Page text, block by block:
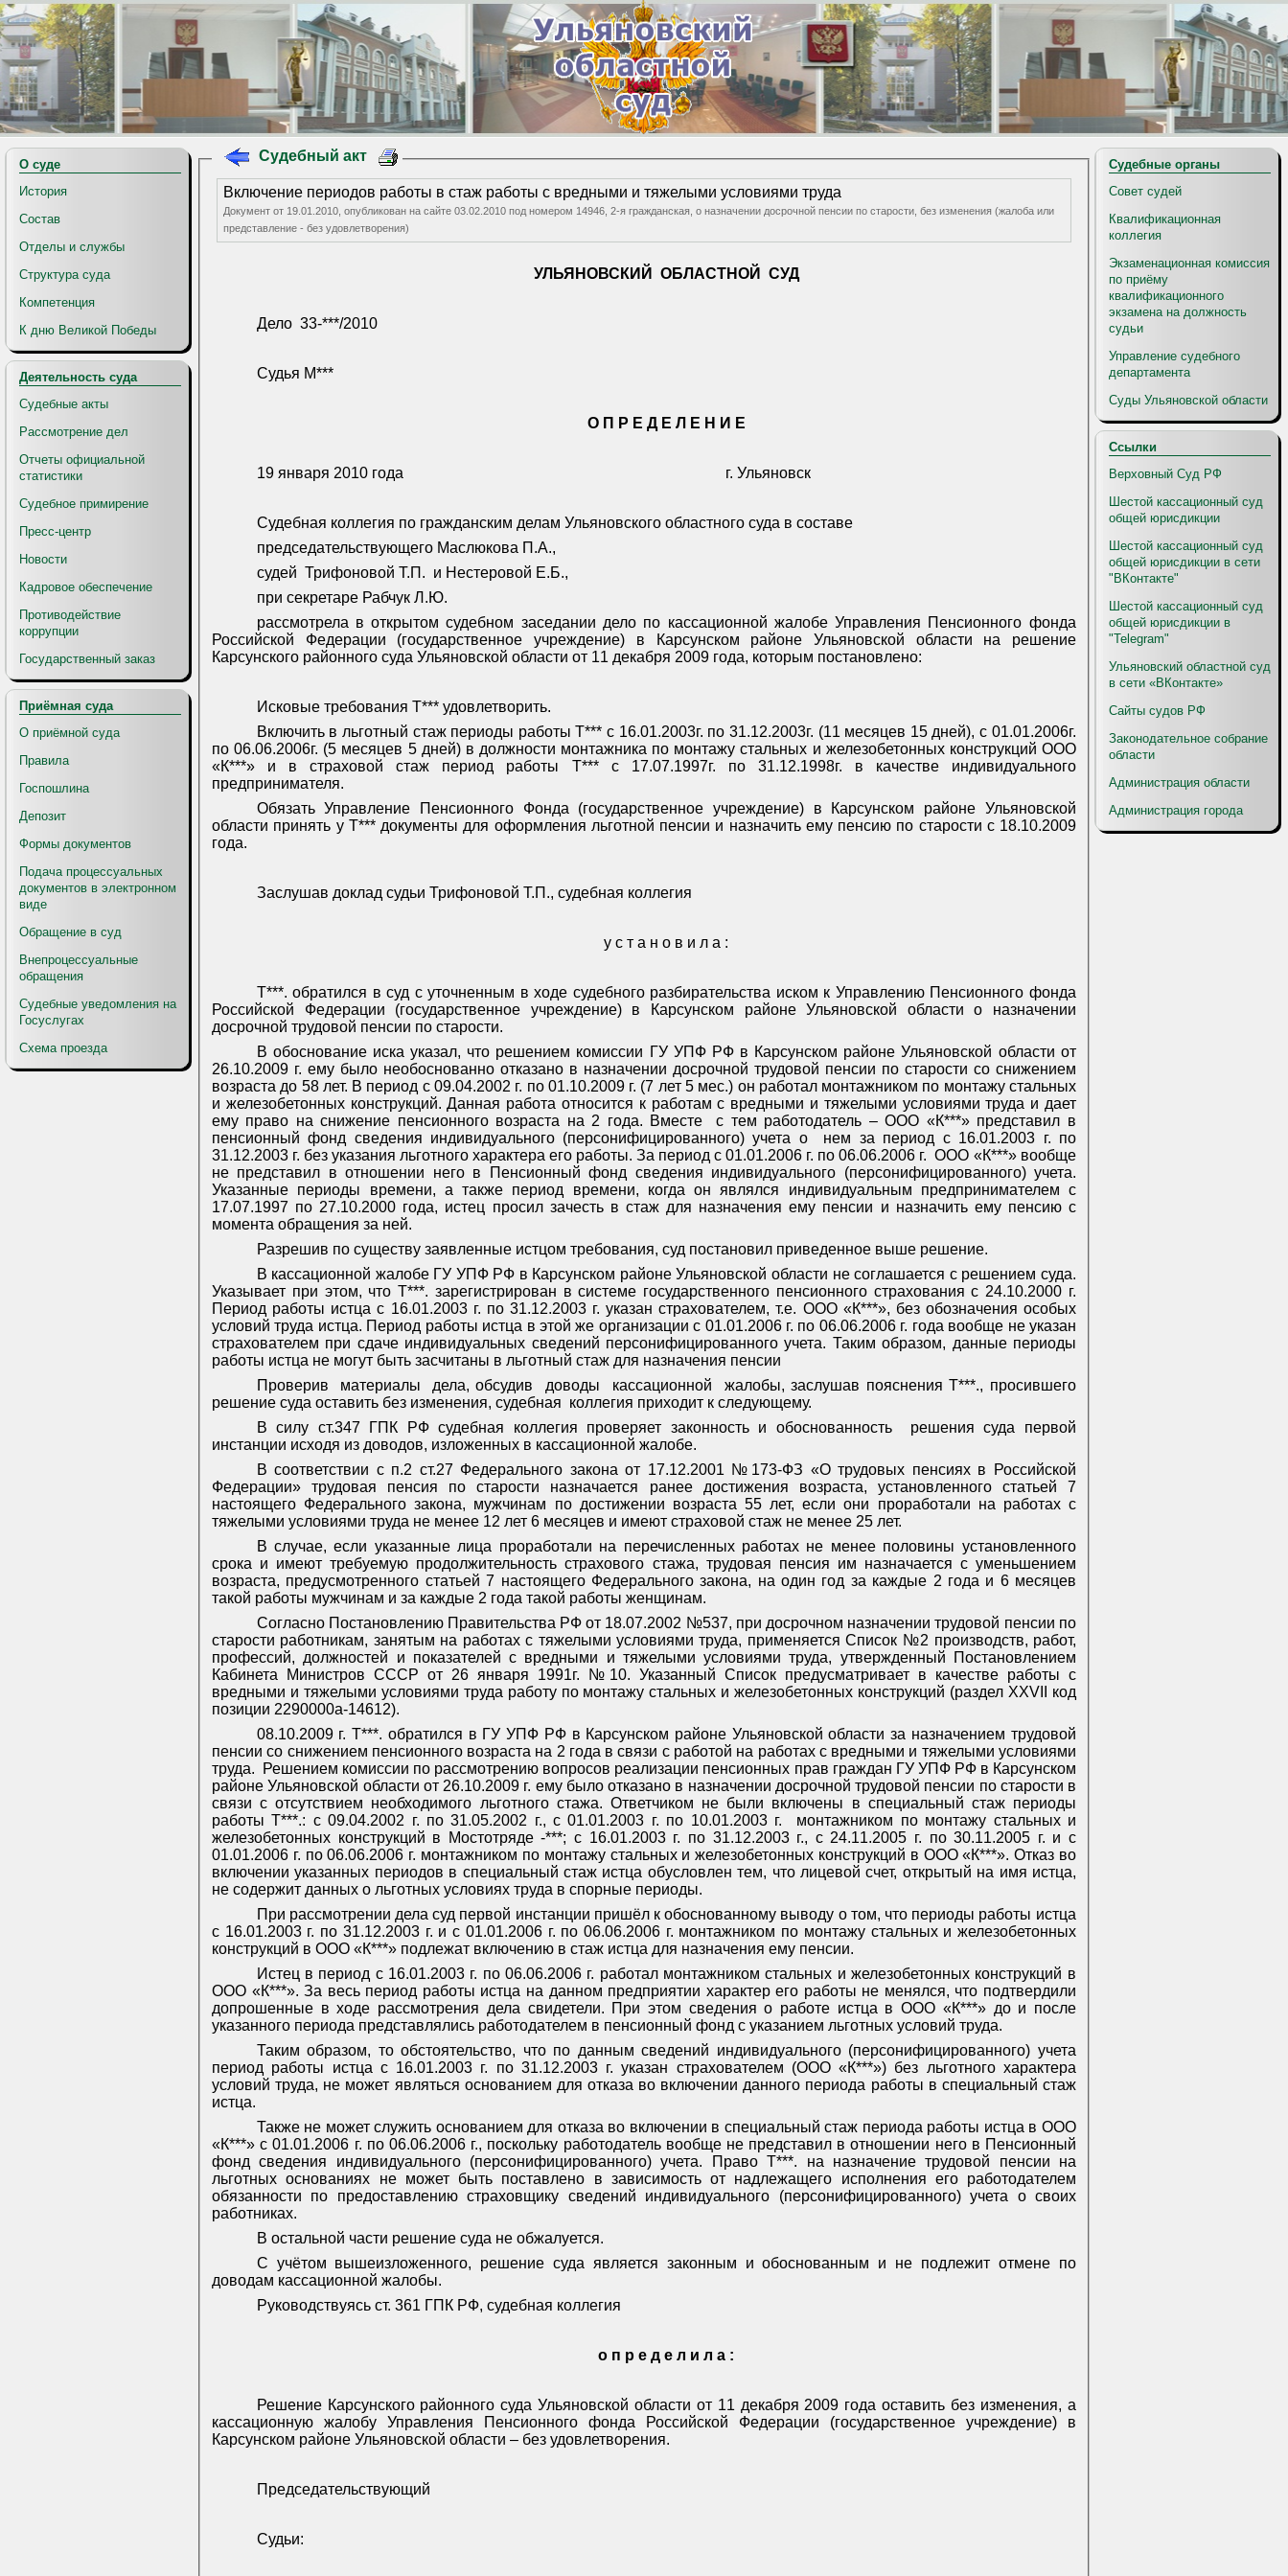
О суде
История
Состав
Отделы и службы
Структура суда
Компетенция
К дню Великой Победы
Деятельность суда
Судебные акты
Рассмотрение дел
Отчеты официальной
статистики
Судебное примирение
Пресс-центр
Новости
Кадровое обеспечение
Противодействие
коррупции
Государственный заказ
Приёмная суда
О приёмной суда
Правила
Госпошлина
Депозит
Формы документов
Подача процессуальных
документов в электронном
виде
Обращение в суд
Внепроцессуальные
обращения
Судебные уведомления на
Госуслугах
Схема проезда
Судебный акт
Включение периодов работы в стаж работы с вредными и тяжелыми условиями труда
Документ от 19.01.2010, опубликован на сайте 03.02.2010 под номером 14946, 2-я гражданская, о назначении досрочной пенсии по старости, без изменения (жалоба или
представление - без удовлетворения)
УЛЬЯНОВСКИЙ ОБЛАСТНОЙ СУД
Дело 33-***/2010
Судья М***
О П Р Е Д Е Л Е Н И Е
19 января 2010 года г. Ульяновск
Судебная коллегия по гражданским делам Ульяновского областного суда в составе
председательствующего Маслюкова П.А.,
судей Трифоновой Т.П. и Нестеровой Е.Б.,
при секретаре Рабчук Л.Ю.
рассмотрела в открытом судебном заседании дело по кассационной жалобе Управления Пенсионного фонда
Российской Федерации (государственное учреждение) в Карсунском районе Ульяновской области на решение
Карсунского районного суда Ульяновской области от 11 декабря 2009 года, которым постановлено:
Исковые требования Т*** удовлетворить.
Включить в льготный стаж периоды работы Т*** с 16.01.2003г. по 31.12.2003г. (11 месяцев 15 дней), с 01.01.2006г.
по 06.06.2006г. (5 месяцев 5 дней) в должности монтажника по монтажу стальных и железобетонных конструкций ООО
«К***» и в страховой стаж период работы Т*** с 17.07.1997г. по 31.12.1998г. в качестве индивидуального
предпринимателя.
Обязать Управление Пенсионного Фонда (государственное учреждение) в Карсунском районе Ульяновской
области принять у Т*** документы для оформления льготной пенсии и назначить ему пенсию по старости с 18.10.2009
года.
Заслушав доклад судьи Трифоновой Т.П., судебная коллегия
у с т а н о в и л а :
Т***. обратился в суд с уточненным в ходе судебного разбирательства иском к Управлению Пенсионного фонда
Российской Федерации (государственное учреждение) в Карсунском районе Ульяновской области о назначении
досрочной трудовой пенсии по старости.
В обоснование иска указал, что решением комиссии ГУ УПФ РФ в Карсунском районе Ульяновской области от
26.10.2009 г. ему было необоснованно отказано в назначении досрочной трудовой пенсии по старости со снижением
возраста до 58 лет. В период с 09.04.2002 г. по 01.10.2009 г. (7 лет 5 мес.) он работал монтажником по монтажу стальных
и железобетонных конструкций. Данная работа относится к работам с вредными и тяжелыми условиями труда и дает
ему право на снижение пенсионного возраста на 2 года. Вместе
с тем работодатель – ООО «К***» представил в
пенсионный фонд сведения индивидуального (персонифицированного) учета о
нем за период с 16.01.2003 г. по
31.12.2003 г. без указания льготного характера его работы. За период с 01.01.2006 г. по 06.06.2006 г. ООО «К***» вообще
не представил в отношении него в Пенсионный фонд сведения индивидуального (персонифицированного) учета.
Указанные периоды времени, а также период времени, когда он являлся индивидуальным предпринимателем с
17.07.1997 по 27.10.2000 года, истец просил зачесть в стаж для назначения ему пенсии и назначить ему пенсию с
момента обращения за ней.
Разрешив по существу заявленные истцом требования, суд постановил приведенное выше решение.
В кассационной жалобе ГУ УПФ РФ в Карсунском районе Ульяновской области не соглашается с решением суда.
Указывает при этом, что Т***. зарегистрирован в системе государственного пенсионного страхования с 24.10.2000 г.
Период работы истца с 16.01.2003 г. по 31.12.2003 г. указан страхователем, т.е. ООО «К***», без обозначения особых
условий труда истца. Период работы истца в этой же организации с 01.01.2006 г. по 06.06.2006 г. года вообще не указан
страхователем при сдаче индивидуальных сведений персонифицированного учета. Таким образом, данные периоды
работы истца не могут быть засчитаны в льготный стаж для назначения пенсии
Проверив
материалы дела, обсудив доводы кассационной
жалобы, заслушав пояснения Т***., просившего
решение суда оставить без изменения, судебная коллегия приходит к следующему.
В силу ст.347 ГПК РФ судебная коллегия проверяет законность и обоснованность
решения суда первой
инстанции исходя из доводов, изложенных в кассационной жалобе.
В соответствии с п.2 ст.27 Федерального закона от 17.12.2001 №173-ФЗ «О трудовых пенсиях в Российской
Федерации» трудовая пенсия по старости назначается ранее достижения возраста, установленного статьей 7
настоящего Федерального закона, мужчинам по достижении возраста 55 лет, если они проработали на работах с
тяжелыми условиями труда не менее 12 лет 6 месяцев и имеют страховой стаж не менее 25 лет.
В случае, если указанные лица проработали на перечисленных работах не менее половины установленного
срока и имеют требуемую продолжительность страхового стажа, трудовая пенсия им назначается с уменьшением
возраста, предусмотренного статьей 7 настоящего Федерального закона, на один год за каждые 2 года и 6 месяцев
такой работы мужчинам и за каждые 2 года такой работы женщинам.
Согласно Постановлению Правительства РФ от 18.07.2002 №537, при досрочном назначении трудовой пенсии по
старости работникам, занятым на работах с тяжелыми условиями труда, применяется Список №2 производств, работ,
профессий, должностей и показателей с вредными и тяжелыми условиями труда, утвержденный Постановлением
Кабинета Министров СССР от 26 января 1991г. №10. Указанный Список предусматривает в качестве работы с
вредными и тяжелыми условиями труда работу по монтажу стальных и железобетонных конструкций (раздел XXVII код
позиции 2290000а-14612).
08.10.2009 г. Т***. обратился в ГУ УПФ РФ в Карсунском районе Ульяновской области за назначением трудовой
пенсии со снижением пенсионного возраста на 2 года в связи с работой на работах с вредными и тяжелыми условиями
труда.
Решением комиссии по рассмотрению вопросов реализации пенсионных прав граждан ГУ УПФ РФ в Карсунском
районе Ульяновской области от 26.10.2009 г. ему было отказано в назначении досрочной трудовой пенсии по старости в
связи с отсутствием необходимого льготного стажа. Ответчиком не были включены в специальный стаж периоды
работы Т***.: с 09.04.2002 г. по 31.05.2002 г., с 01.01.2003 г. по 10.01.2003 г.
монтажником по монтажу стальных и
железобетонных конструкций в Мостотряде -***; с 16.01.2003 г. по 31.12.2003 г., с 24.11.2005 г. по 30.11.2005 г. и с
01.01.2006 г. по 06.06.2006 г. монтажником по монтажу стальных и железобетонных конструкций в ООО «К***». Отказ во
включении указанных периодов в специальный стаж истца обусловлен тем, что лицевой счет, открытый на имя истца,
не содержит данных о льготных условиях труда в спорные периоды.
При рассмотрении дела суд первой инстанции пришёл к обоснованному выводу о том, что периоды работы истца
с 16.01.2003 г. по 31.12.2003 г. и с 01.01.2006 г. по 06.06.2006 г. монтажником по монтажу стальных и железобетонных
конструкций в ООО «К***» подлежат включению в стаж истца для назначения ему пенсии.
Истец в период с 16.01.2003 г. по 06.06.2006 г. работал монтажником стальных и железобетонных конструкций в
ООО «К***». За весь период работы истца на данном предприятии характер его работы не менялся, что подтвердили
допрошенные в ходе рассмотрения дела свидетели. При этом сведения о работе истца в ООО «К***» до и после
указанного периода представлялись работодателем в пенсионный фонд с указанием льготных условий труда.
Таким образом, то обстоятельство, что по данным сведений индивидуального (персонифицированного) учета
период работы истца с 16.01.2003 г. по 31.12.2003 г. указан страхователем (ООО «К***») без льготного характера
условий труда, не может являться основанием для отказа во включении данного периода работы в специальный стаж
истца.
Также не может служить основанием для отказа во включении в специальный стаж периода работы истца в ООО
«К***» с 01.01.2006 г. по 06.06.2006 г., поскольку работодатель вообще не представил в отношении него в Пенсионный
фонд сведения индивидуального (персонифицированного) учета. Право Т***. на назначение трудовой пенсии на
льготных основаниях не может быть поставлено в зависимость от надлежащего исполнения его работодателем
обязанности по предоставлению страховщику сведений индивидуального (персонифицированного) учета о своих
работниках.
В остальной части решение суда не обжалуется.
С учётом вышеизложенного, решение суда является законным и обоснованным и не подлежит отмене по
доводам кассационной жалобы.
Руководствуясь ст. 361 ГПК РФ, судебная коллегия
о п р е д е л и л а :
Решение Карсунского районного суда Ульяновской области от 11 декабря 2009 года оставить без изменения, а
кассационную жалобу Управления Пенсионного фонда Российской Федерации (государственное учреждение) в
Карсунском районе Ульяновской области – без удовлетворения.
Председательствующий
Судьи:
Судебные органы
Совет судей
Квалификационная
коллегия
Экзаменационная комиссия
по приёму
квалификационного
экзамена на должность
судьи
Управление судебного
департамента
Суды Ульяновской области
Ссылки
Верховный Суд РФ
Шестой кассационный суд
общей юрисдикции
Шестой кассационный суд
общей юрисдикции в сети
"ВКонтакте"
Шестой кассационный суд
общей юрисдикции в
"Telegram"
Ульяновский областной суд
в сети «ВКонтакте»
Сайты судов РФ
Законодательное собрание
области
Администрация области
Администрация города